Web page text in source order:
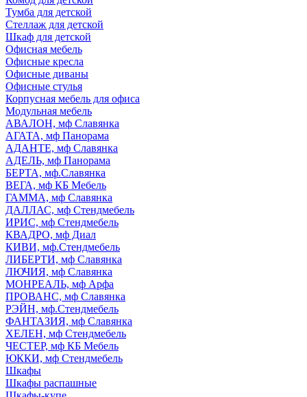
Тумба для детской
Стеллаж для детской
Шкаф для детской
Офисная мебель
Офисные кресла
Офисные диваны
Офисные стулья
Корпусная мебель для офиса
Модульная мебель
АВАЛОН, мф Славянка
АГАТА, мф Панорама
АДАНТЕ, мф Славянка
АДЕЛЬ, мф Панорама
БЕРТА, мф.Славянка
ВЕГА, мф КБ Мебель
ГАММА, мф Славянка
ДАЛЛАС, мф Стендмебель
ИРИС, мф Стендмебель
КВАДРО, мф Диал
КИВИ, мф.Стендмебель
ЛИБЕРТИ, мф Славянка
ЛЮЧИЯ, мф Славянка
МОНРЕАЛЬ, мф Арфа
ПРОВАНС, мф Славянка
РЭЙН, мф.Стендмебель
ФАНТАЗИЯ, мф Славянка
ХЕЛЕН, мф Стендмебель
ЧЕСТЕР, мф КБ Мебель
ЮККИ, мф Стендмебель
Шкафы
Шкафы распашные